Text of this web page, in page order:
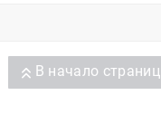
В начало